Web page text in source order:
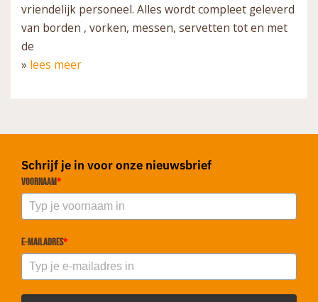
vriendelijk personeel. Alles wordt compleet geleverd
van borden , vorken, messen, servetten tot en met
de
» lees meer
Schrijf je in voor onze nieuwsbrief
Voornaam*
E-mailadres*